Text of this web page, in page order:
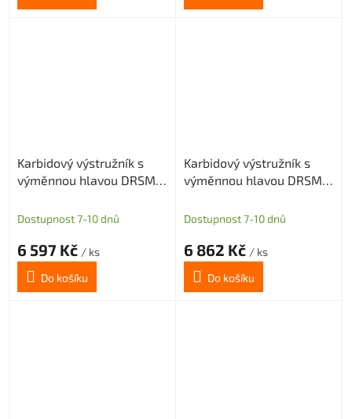
Karbidový výstružník s
výměnnou hlavou DRSMN
díru
Dostupnost 7-10 dnů
6 597 Kč / ks
Do košíku
Karbidový výstružník s
výměnnou hlavou DRSMN
díru
Dostupnost 7-10 dnů
6 862 Kč / ks
Do košíku